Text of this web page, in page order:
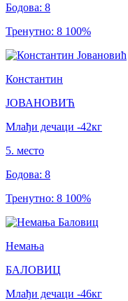
Бодова: 8
Тренутно: 8 100%
Константин
ЈОВАНОВИЋ
Млађи дечаци -42кг
5. место
Бодова: 8
Тренутно: 8 100%
Немања
БАЛОВИЦ
Млађи дечаци -46кг